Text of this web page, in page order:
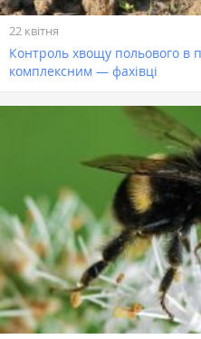
22 квітня
Контроль хвощу польового в
комплексним — фахівці